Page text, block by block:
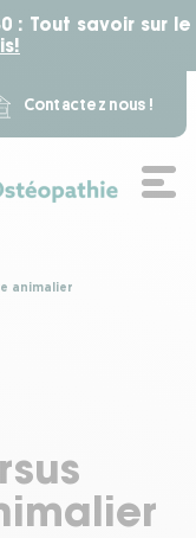
: Tout savoir sur le
Contactez nous !
animalier